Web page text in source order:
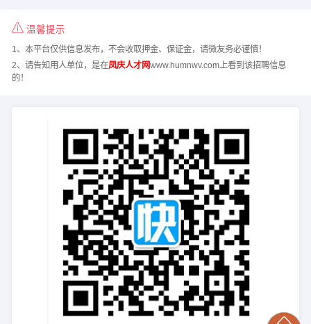
温馨提示
1、本平台仅供信息发布，不会收取押金、保证金，请微友务必谨慎！
2、请告知用人单位，是在凤庆人才网www.humnwv.com上看到该招聘信息
的！